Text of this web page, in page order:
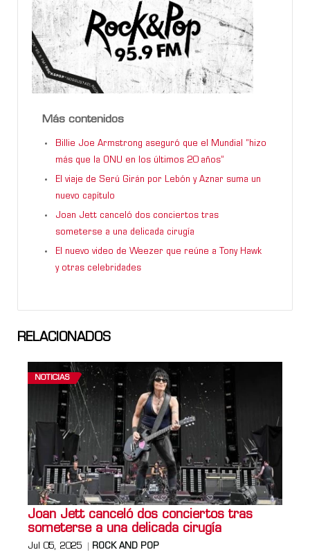
Más contenidos
Billie Joe Armstrong aseguró que el Mundial “hizo
más que la ONU en los últimos 20 años”
El viaje de Serú Girán por Lebón y Aznar suma un
nuevo capítulo
Joan Jett canceló dos conciertos tras
someterse a una delicada cirugía
El nuevo video de Weezer que reúne a Tony Hawk
y otras celebridades
RELACIONADOS
NOTICIAS
Joan Jett canceló dos conciertos tras
someterse a una delicada cirugía
Jul 05, 2025 ROCK AND POP